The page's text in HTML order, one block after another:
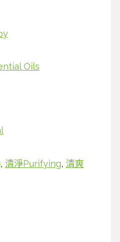
Oils
, 清淨Purifying, 清爽